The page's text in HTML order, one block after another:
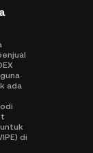
ada
di